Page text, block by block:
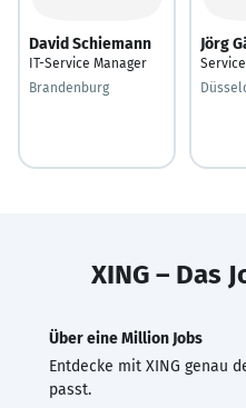
David Schiemann
IT-Service Manager
Brandenburg
Jörg
XING – Das
Über eine Million Jobs
Entdecke mit XING genau
passt.